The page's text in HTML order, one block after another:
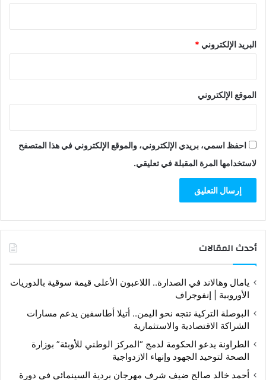
البريد الإلكتروني *
الموقع الإلكتروني
احفظ اسمي، بريدي الإلكتروني، والموقع الإلكتروني في هذا المتصفح
لاستخدامها المرة المقبلة في تعليقي.
أحدث المقالات
يامال وهالاند في الصدارة.. اللاعبون الأعلى قيمة سوقية بالدوريات
الأوروبية | إنفوجراف
البوصلة التركية تتجه نحو اليمن.. أتيلا أطاسفين يدعم مسارات
الشراكة الاقتصادية والاستثمارية
الطراونة يدعو الحكومة لدمج “المركز الوطني للأوبئة” بوزارة
الصحة لتوحيد الجهود وإنهاء الازدواجية
أحمد خالد صالح ضيف شرف مهرجان بردية السينمائي في دورة